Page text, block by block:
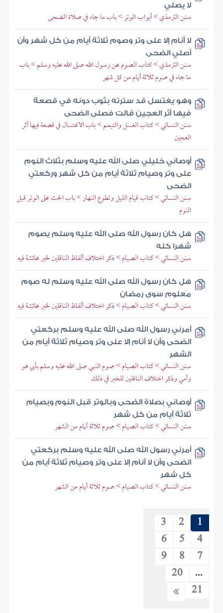
لا يصلي
سنن الترمذي > أبواب الوتر > باب ما جاء في صلاة الضحى
لا أنام إلا على وتر وصوم ثلاثة أيام من كل شهر وأن
أصلي الضحى
سنن الترمذي > كتاب الصوم عن رسول الله صلى الله عليه وسلم > باب
ما جاء في صوم ثلاثة أيام من كل شهر
وهو يغتسل قد سترته بثوب دونه في قصعة
فيها أثر العجين قالت فصلى الضحى
سنن النسائي > كتاب الغسل والتيمم > باب الاغتسال في قصعة فيها أثر
العجين
أوصاني خليلي صلى الله عليه وسلم بثلاث النوم
على وتر وصيام ثلاثة أيام من كل شهر وركعتي
الضحى
سنن النسائي > كتاب قيام الليل وتطوع النهار > باب الحث على الوتر قبل
النوم
هل كان رسول الله صلى الله عليه وسلم يصوم
شهرا كله
سنن النسائي > كتاب الصيام > ذكر اختلاف ألفاظ الناقلين لخبر عائشة فيه
هل كان رسول الله صلى الله عليه وسلم له صوم
معلوم سوى رمضان
سنن النسائي > كتاب الصيام > ذكر اختلاف ألفاظ الناقلين لخبر عائشة فيه
أمرني رسول الله صلى الله عليه وسلم بركعتي
الضحى وأن لا أنام إلا على وتر وصيام ثلاثة أيام من
الشهر
سنن النسائي > كتاب الصيام > صوم النبي صلى الله عليه وسلم بأبي هو
وأمي وذكر اختلاف الناقلين للخبر في ذلك
أوصاني بصلاة الضحى وبالوتر قبل النوم وبصيام
ثلاثة أيام من كل شهر
سنن النسائي > كتاب الصيام > صوم ثلاثة أيام من الشهر
أمرني رسول الله صلى الله عليه وسلم بركعتي
الضحى وأن لا أنام إلا على وتر وصيام ثلاثة أيام من
كل شهر
سنن النسائي > كتاب الصيام > صوم ثلاثة أيام من الشهر
1
2
3
4
5
6
7
8
9
...
20
21